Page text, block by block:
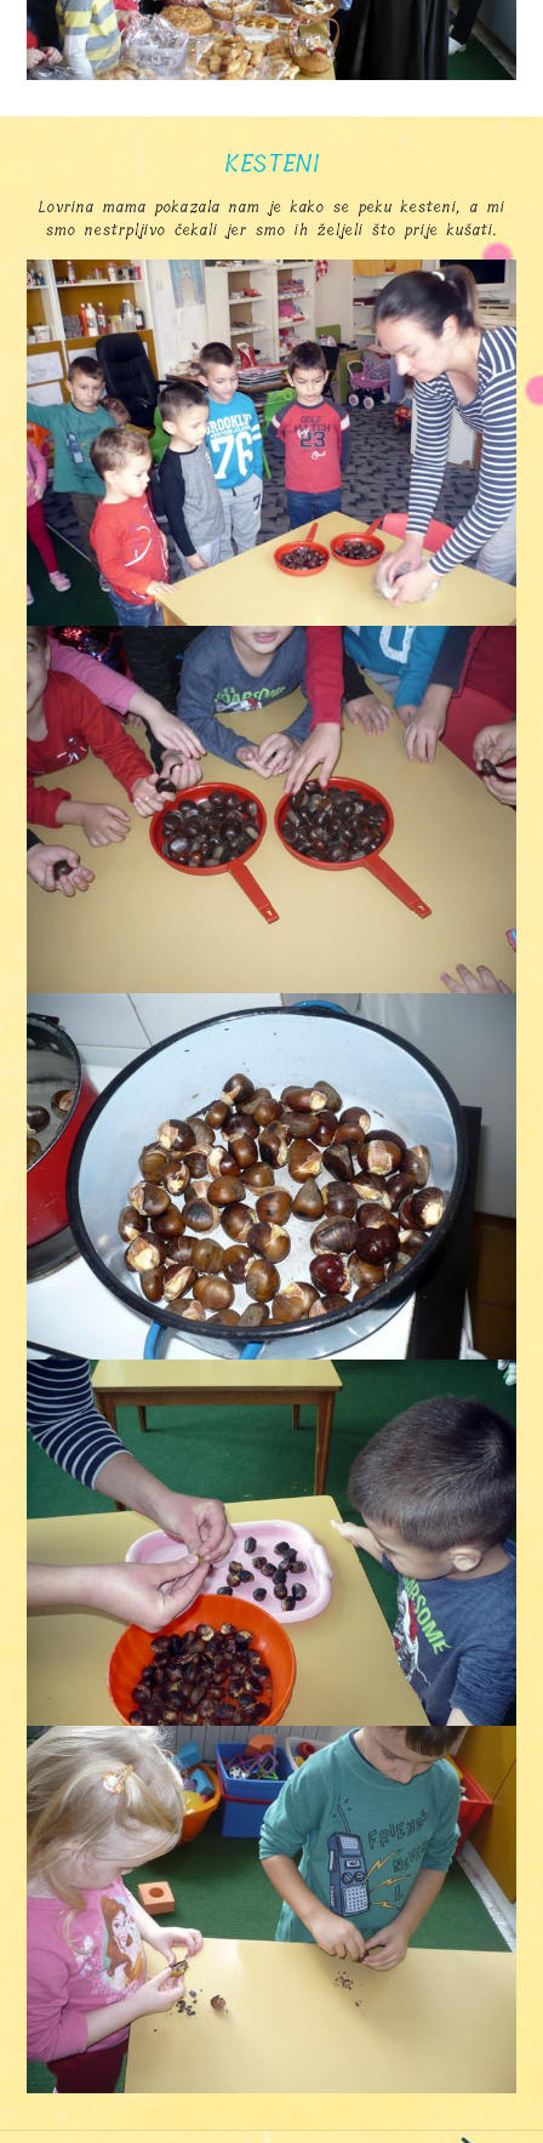
KESTENI
Lovrina mama pokazala nam je kako se peku kesteni, a mi
smo nestrpljivo čekali jer smo ih željeli što prije kušati.